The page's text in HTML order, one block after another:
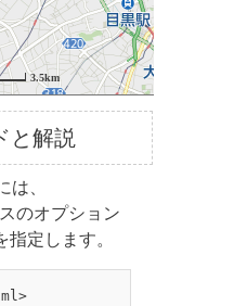
と解説
、
のオプション
定します。